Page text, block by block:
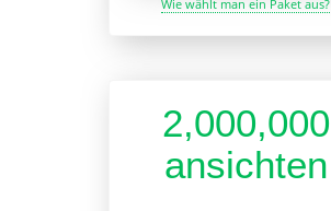
Wie wählt man ein Paket aus?
2,000,000
ansichten